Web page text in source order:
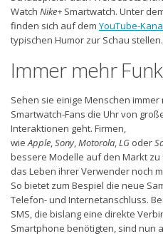
Watch Nike+ Smartwatch. Unter
finden sich auf dem YouTube-
typischen Humor zur Schau stellen.
Immer mehr
Sehen sie einige Menschen
Smartwatch-Fans die Uhr von
Interaktionen geht. Firmen,
wieApple,Sony,Motorola,LG oder
bessere Modelle auf den Markt
das Leben ihrer Verwender noch
So bietet zum Bespiel die neue
Telefon- und Internetanschluss.
SMS, die bislang eine direkte
Smartphone benötigten, sind nun